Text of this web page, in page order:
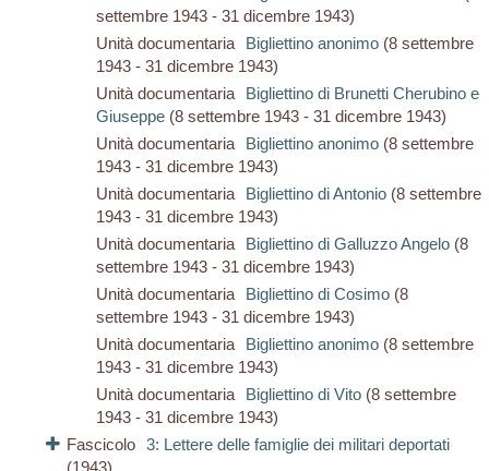
settembre 1943 - 31 dicembre 1943)
Unità documentaria
Bigliettino anonimo(8 settembre
1943 - 31 dicembre 1943)
Unità documentaria
Bigliettino di Brunetti Cherubino e
Giuseppe(8 settembre 1943 - 31 dicembre 1943)
Unità documentaria
Bigliettino anonimo(8 settembre
1943 - 31 dicembre 1943)
Unità documentaria
Bigliettino di Antonio(8 settembre
1943 - 31 dicembre 1943)
Unità documentaria
Bigliettino di Galluzzo Angelo(8
settembre 1943 - 31 dicembre 1943)
Unità documentaria
Bigliettino di Cosimo(8
settembre 1943 - 31 dicembre 1943)
Unità documentaria
Bigliettino anonimo(8 settembre
1943 - 31 dicembre 1943)
Unità documentaria
Bigliettino di Vito(8 settembre
1943 - 31 dicembre 1943)
Fascicolo 3: Lettere delle famiglie dei militari deportati
(1943)